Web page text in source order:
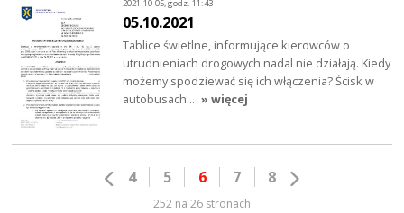
2021-10-05, godz. 11:43
05.10.2021
Tablice świetlne, informujące kierowców o
utrudnieniach drogowych nadal nie działają. Kiedy
możemy spodziewać się ich włączenia? Ścisk w
autobusach… » więcej
4 5 6 7 8
252 na 26 stronach